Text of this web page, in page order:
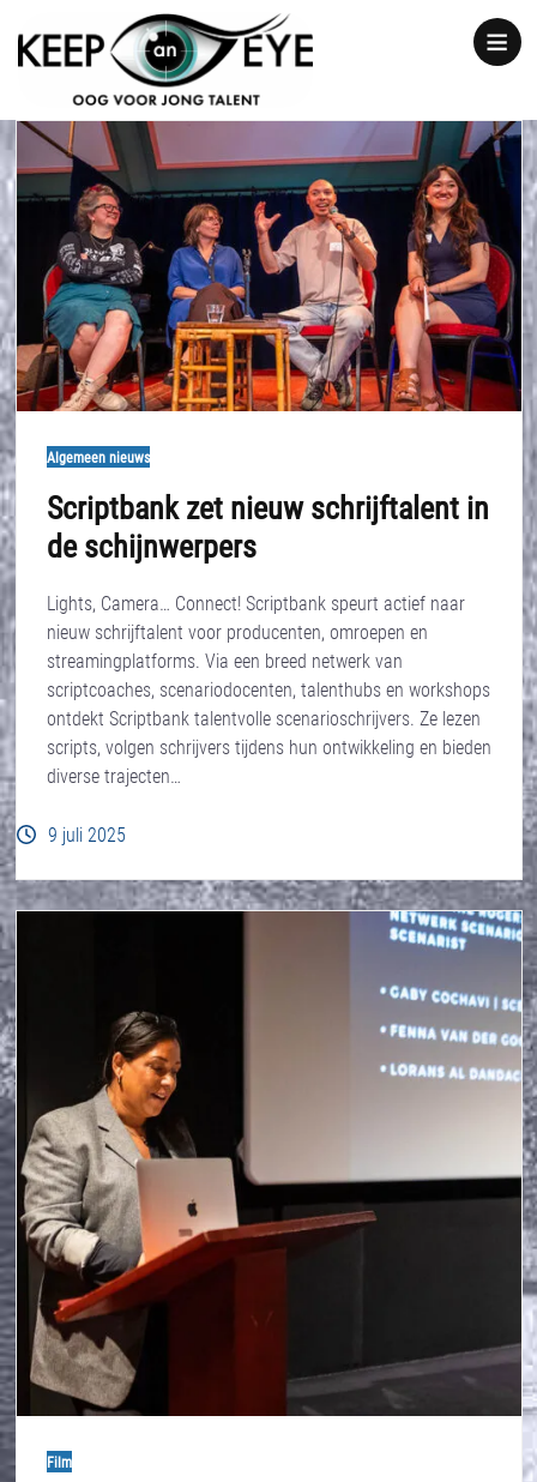
Show
notice
Algemeen nieuws
Scriptbank zet nieuw schrijftalent in
de schijnwerpers
Lights, Camera… Connect! Scriptbank speurt actief naar
nieuw schrijftalent voor producenten, omroepen en
streamingplatforms. Via een breed netwerk van
scriptcoaches, scenariodocenten, talenthubs en workshops
ontdekt Scriptbank talentvolle scenarioschrijvers. Ze lezen
scripts, volgen schrijvers tijdens hun ontwikkeling en bieden
diverse trajecten…
9 juli 2025
Film